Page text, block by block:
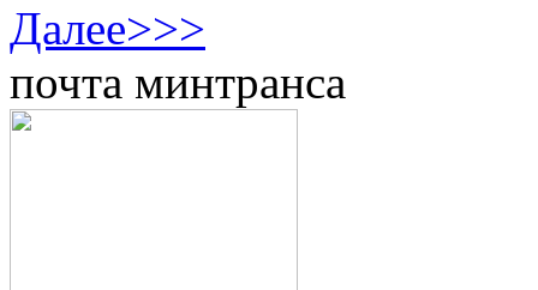
Далее>>>
почта минтранса